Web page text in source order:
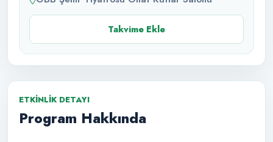
Takvime Ekle
ETKINLIK DETAYI
Program Hakkında